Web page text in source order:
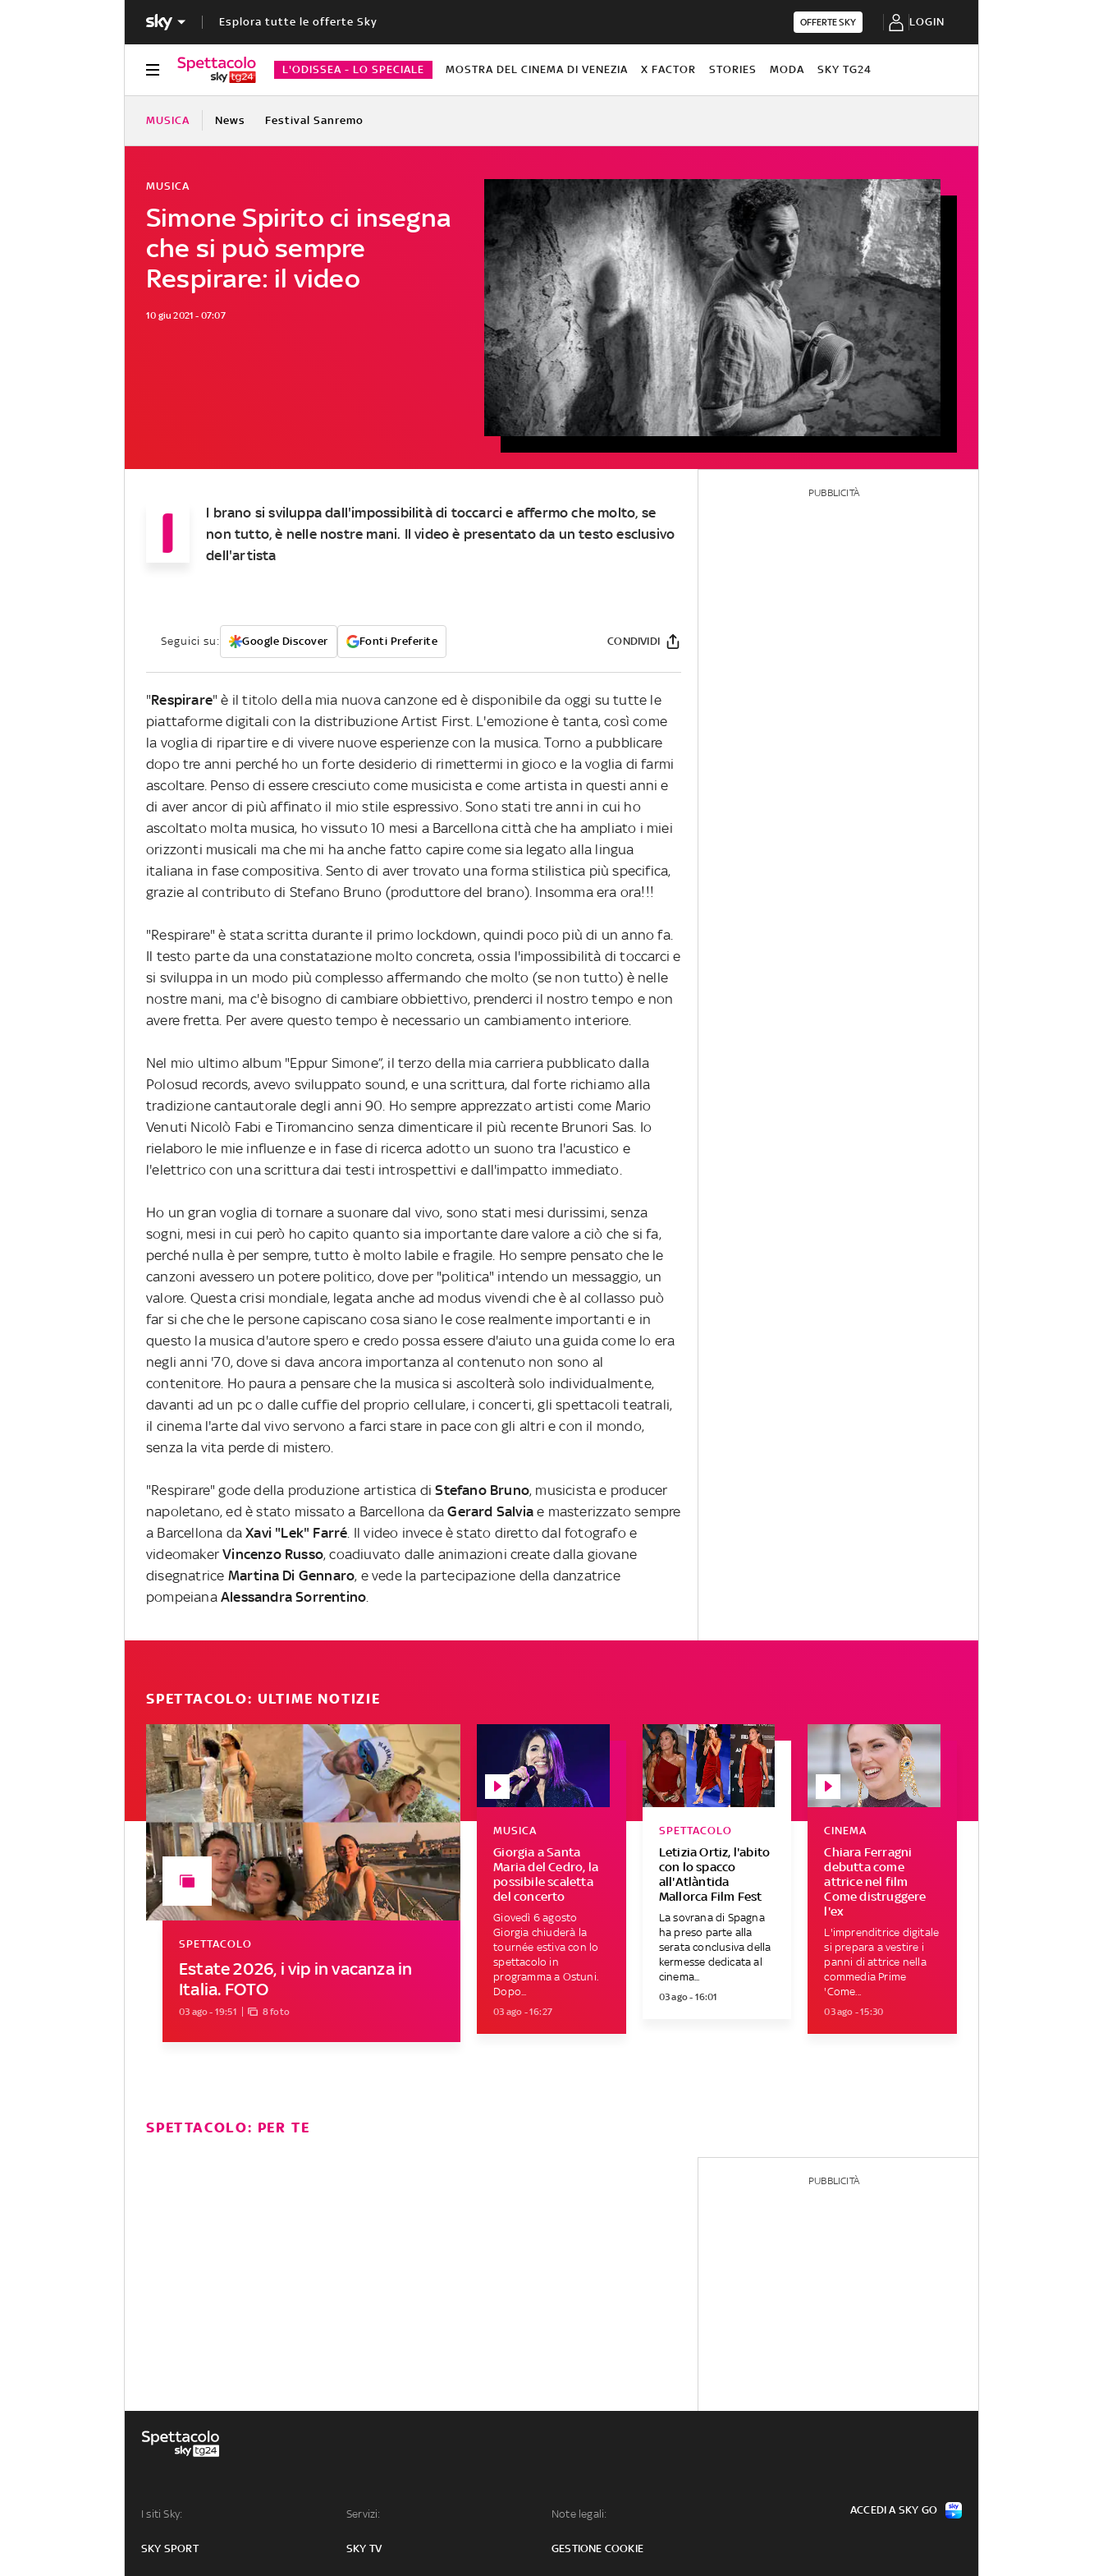
Esplora tutte le offerte Sky OFFERTE SKY LOGIN
L'ODISSEA - LO SPECIALE MOSTRA DEL CINEMA DI VENEZIA X FACTOR STORIES MODA SKY TG24
MUSICA News Festival Sanremo
Simone Spirito ci insegna
che si può sempre
Respirare: il video
MUSICA
10 giu 2021 - 07:07
I
l brano si sviluppa dall'impossibilità di toccarci e affermo che molto, se
non tutto, è nelle nostre mani. Il video è presentato da un testo esclusivo
dell'artista
Seguici su: Google Discover Fonti Preferite CONDIVIDI
"Respirare" è il titolo della mia nuova canzone ed è disponibile da oggi su tutte le
piattaforme digitali con la distribuzione Artist First. L'emozione è tanta, così come
la voglia di ripartire e di vivere nuove esperienze con la musica. Torno a pubblicare
dopo tre anni perché ho un forte desiderio di rimettermi in gioco e la voglia di farmi
ascoltare. Penso di essere cresciuto come musicista e come artista in questi anni e
di aver ancor di più affinato il mio stile espressivo. Sono stati tre anni in cui ho
ascoltato molta musica, ho vissuto 10 mesi a Barcellona città che ha ampliato i miei
orizzonti musicali ma che mi ha anche fatto capire come sia legato alla lingua
italiana in fase compositiva. Sento di aver trovato una forma stilistica più specifica,
grazie al contributo di Stefano Bruno (produttore del brano). Insomma era ora!!!
"Respirare" è stata scritta durante il primo lockdown, quindi poco più di un anno fa.
Il testo parte da una constatazione molto concreta, ossia l'impossibilità di toccarci e
si sviluppa in un modo più complesso affermando che molto (se non tutto) è nelle
nostre mani, ma c'è bisogno di cambiare obbiettivo, prenderci il nostro tempo e non
avere fretta. Per avere questo tempo è necessario un cambiamento interiore.
Nel mio ultimo album "Eppur Simone”, il terzo della mia carriera pubblicato dalla
Polosud records, avevo sviluppato sound, e una scrittura, dal forte richiamo alla
tradizione cantautorale degli anni 90. Ho sempre apprezzato artisti come Mario
Venuti Nicolò Fabi e Tiromancino senza dimenticare il più recente Brunori Sas. Io
rielaboro le mie influenze e in fase di ricerca adotto un suono tra l'acustico e
l'elettrico con una scrittura dai testi introspettivi e dall'impatto immediato.
Ho un gran voglia di tornare a suonare dal vivo, sono stati mesi durissimi, senza
sogni, mesi in cui però ho capito quanto sia importante dare valore a ciò che si fa,
perché nulla è per sempre, tutto è molto labile e fragile. Ho sempre pensato che le
canzoni avessero un potere politico, dove per "politica" intendo un messaggio, un
valore. Questa crisi mondiale, legata anche ad modus vivendi che è al collasso può
far si che che le persone capiscano cosa siano le cose realmente importanti e in
questo la musica d'autore spero e credo possa essere d'aiuto una guida come lo era
negli anni '70, dove si dava ancora importanza al contenuto non sono al
contenitore. Ho paura a pensare che la musica si ascolterà solo individualmente,
davanti ad un pc o dalle cuffie del proprio cellulare, i concerti, gli spettacoli teatrali,
il cinema l'arte dal vivo servono a farci stare in pace con gli altri e con il mondo,
senza la vita perde di mistero.
"Respirare" gode della produzione artistica diStefano Bruno, musicista e producer
napoletano, ed è stato missato a Barcellona daGerard Salvia e masterizzato sempre
a Barcellona daXavi "Lek" Farré . Il video invece è stato diretto dal fotografo e
videomakerVincenzo Russo, coadiuvato dalle animazioni create dalla giovane
disegnatrice Martina Di Gennaro, e vede la partecipazione della danzatrice
pompeiana Alessandra Sorrentino
PUBBLICITÀ
SPETTACOLO: ULTIME NOTIZIE
Estate 2026, i vip in vacanza in
Italia. FOTO
SPETTACOLO
03 ago - 19:51 8 foto
Giorgia a Santa
Maria del Cedro, la
possibile scaletta
del concerto
MUSICA
Giovedì 6 agosto
Giorgia chiuderà la
tournée estiva con lo
spettacolo in
programma a Ostuni.
Dopo...
03 ago - 16:27
Letizia Ortiz, l'abito
con lo spacco
all'Atlàntida
Mallorca Film Fest
SPETTACOLO
La sovrana di Spagna
ha preso parte alla
serata conclusiva della
kermesse dedicata al
cinema...
03 ago - 16:01
Chiara Ferragni
debutta come
attrice nel film
Come distruggere
l'ex
CINEMA
L'imprenditrice digitale
si prepara a vestire i
panni di attrice nella
commedia Prime
'Come...
03 ago - 15:30
SPETTACOLO: PER TE
PUBBLICITÀ
I siti Sky:
SKY SPORT
Servizi:
SKY TV
Note legali:
GESTIONE COOKIE
ACCEDI A SKY GO